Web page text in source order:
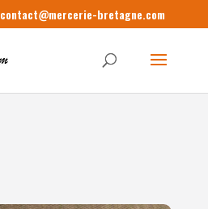
contact@mercerie-bretagne.com